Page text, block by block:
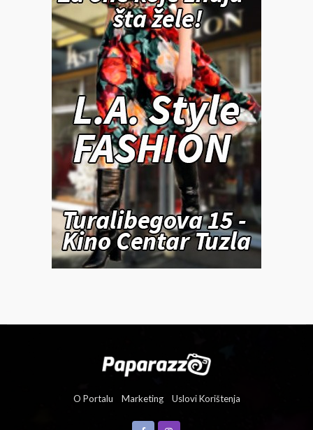
O Portalu Marketing Uslovi Korištenja